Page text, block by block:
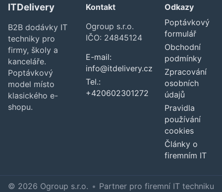
ITDelivery
B2B dodávky IT
techniky pro
firmy, školy a
kanceláře.
Poptávkový
model místo
klasického e-
shopu.
Kontakt
Ogroup s.r.o.
IČO: 24845124
E-mail:
info@itdelivery.cz
Tel.:
+420602301272
Odkazy
Poptávkový
formulář
Obchodní
podmínky
Zpracování
osobních
údajů
Pravidla
používání
cookies
Články o
firemním IT
© 2026 Ogroup s.r.o. • Partner pro firemní IT techniku